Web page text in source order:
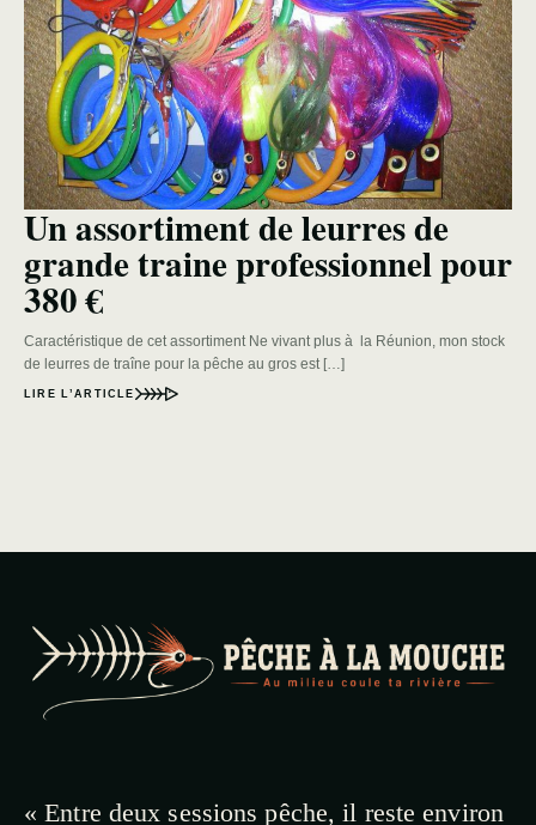
Un assortiment de leurres de
grande traine professionnel pour
380 €
Caractéristique de cet assortiment Ne vivant plus à la Réunion, mon stock
de leurres de traîne pour la pêche au gros est […]
LIRE L’ARTICLE
« Entre deux sessions pêche, il reste environ